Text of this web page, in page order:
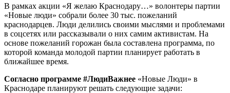
В рамках акции «Я желаю Краснодару…» волонтеры партии
«Новые люди» собрали более 30 тыс. пожеланий
краснодарцев. Люди делились своими мыслями и проблемами
в соцсетях или рассказывали о них самим активистам. На
основе пожеланий горожан была составлена программа, по
которой команда молодой партии планирует работать в
ближайшее время.
Согласно программе #ЛюдиВажнее «Новые Люди» в
Краснодаре планируют решать следующие задачи: